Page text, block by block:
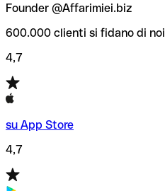
Founder @Affarimiei.biz
600.000 clienti si fidano di noi
4,7
su App Store
4,7